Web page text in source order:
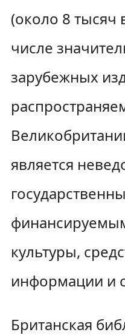
(около 8 тысяч
числе
зарубежных
является
культуры,
информации и
Британская